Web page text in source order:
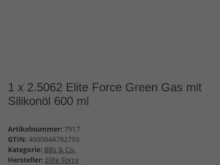
1 x 2.5062 Elite Force Green Gas mit
Silikonöl 600 ml
Artikelnummer: 7917
GTIN: 4000844782793
Kategorie: BBs & Co.
Hersteller: Elite Force